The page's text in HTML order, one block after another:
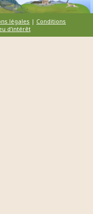
légales | Conditions
d'intérêt